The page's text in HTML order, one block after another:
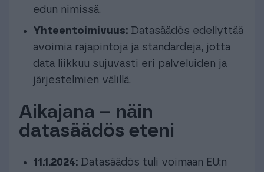
edun nimissä.
Yhteentoimivuus: Datasäädös edellyttää
avoimia rajapintoja ja standardeja, jotta
data liikkuu sujuvasti eri palveluiden ja
järjestelmien välillä.
Aikajana – näin
datasäädös eteni
11.1.2024: Datasäädös tuli voimaan EU:n